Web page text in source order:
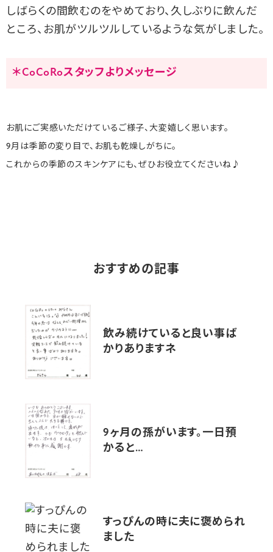
しばらくの間飲むのをやめており、久しぶりに飲んだ
ところ、お肌がツルツルしているような気がしました。
＊CoCoRoスタッフよりメッセージ
お肌にご実感いただけているご様子、大変嬉しく思います。
9月は季節の変り目で、お肌も乾燥しがちに。
これからの季節のスキンケアにも、ぜひお役立てくださいね♪
おすすめの記事
飲み続けていると良い事ば
かりありますネ
9ヶ月の孫がいます。一日預
かると…
すっぴんの時に夫に褒められ
ました